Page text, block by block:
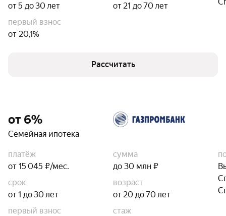
от 5 до 30 лет
от 21 до 70 лет
первый взнос
от 20,1%
Рассчитать
от 6%
Семейная ипотека
платёж
от 15 045 ₽/мес.
сумма
до 30 млн ₽
срок
от 1 до 30 лет
возраст
от 20 до 70 лет
первый взнос
стаж